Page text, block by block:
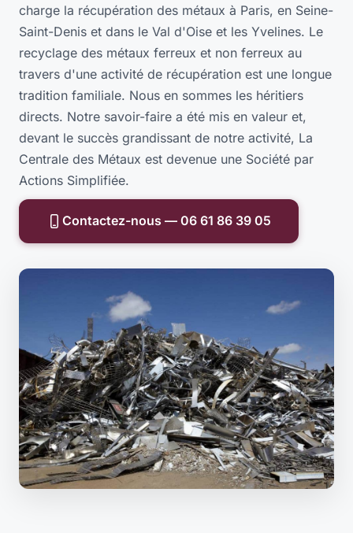
charge la récupération des métaux à Paris, en Seine-
Saint-Denis et dans le Val d'Oise et les Yvelines. Le
recyclage des métaux ferreux et non ferreux au
travers d'une activité de récupération est une longue
tradition familiale. Nous en sommes les héritiers
directs. Notre savoir-faire a été mis en valeur et,
devant le succès grandissant de notre activité, La
Centrale des Métaux est devenue une Société par
Actions Simplifiée.
Contactez-nous — 06 61 86 39 05